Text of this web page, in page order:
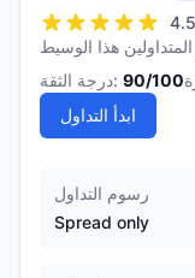
4.5
درجة الثقة: 90/100
ابدأ التداول
رسوم التداول
Spread only